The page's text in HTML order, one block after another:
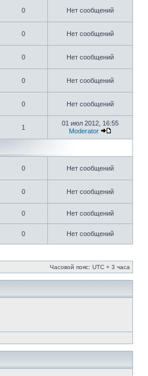
0 Нет сообщений
0 Нет сообщений
0 Нет сообщений
0 Нет сообщений
0 Нет сообщений
1
01 июл 2012, 16:55
Moderator
0 Нет сообщений
0 Нет сообщений
0 Нет сообщений
0 Нет сообщений
Часовой пояс: UTC + 3 часа